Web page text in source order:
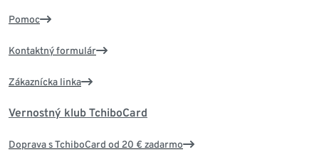
Pomoc
Kontaktný formulár
Zákaznícka linka
Vernostný klub TchiboCard
Doprava s TchiboCard od 20 € zadarmo